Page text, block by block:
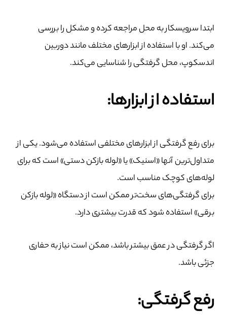
ابتدا سرویسکار به محل مراجعه کرده و مشکل را بررسی
می‌کند. او با استفاده از ابزارهای مختلف مانند دوربین
اندسکوپ، محل گرفتگی را شناسایی می‌کند.
استفاده از ابزارها:
برای رفع گرفتگی از ابزارهای مختلفی استفاده می‌شود. یکی از
متداول‌ترین آنها «اسنیک» یا «لوله بازکن دستی» است که برای
لوله‌های کوچک مناسب است.
برای گرفتگی‌های سخت‌تر ممکن است از دستگاه «لوله بازکن
برقی» استفاده شود که قدرت بیشتری دارد.
اگر گرفتگی در عمق بیشتر باشد، ممکن است نیاز به حفاری
جزئی باشد.
رفع گرفتگی: